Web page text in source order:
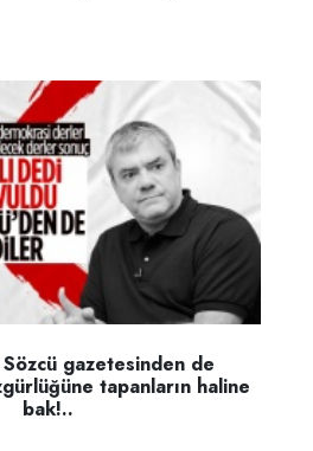
Sözcü gazetesinden de
tapanların haline
bak!..